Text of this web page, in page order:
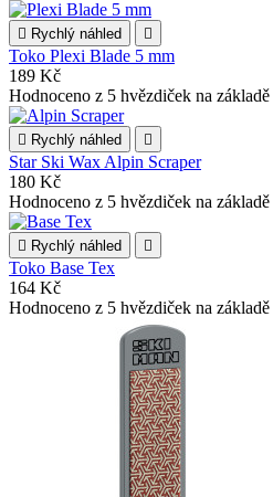
 Rychlý náhled 
Toko Plexi Blade 5 mm
189 Kč
Hodnoceno z 5 hvězdiček na základě
 Rychlý náhled 
Star Ski Wax Alpin Scraper
180 Kč
Hodnoceno z 5 hvězdiček na základě
 Rychlý náhled 
Toko Base Tex
164 Kč
Hodnoceno z 5 hvězdiček na základě